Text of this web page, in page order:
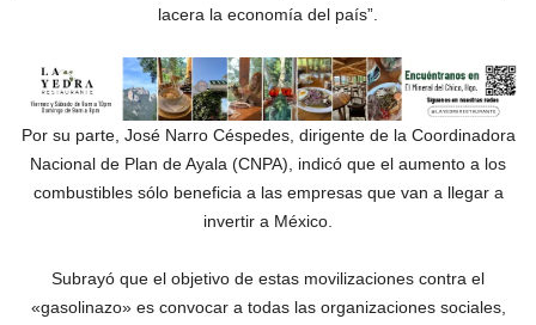
lacera la economía del país”.
Por su parte, José Narro Céspedes, dirigente de la Coordinadora
Nacional de Plan de Ayala (CNPA), indicó que el aumento a los
combustibles sólo beneficia a las empresas que van a llegar a
invertir a México.
Subrayó que el objetivo de estas movilizaciones contra el
«gasolinazo» es convocar a todas las organizaciones sociales,